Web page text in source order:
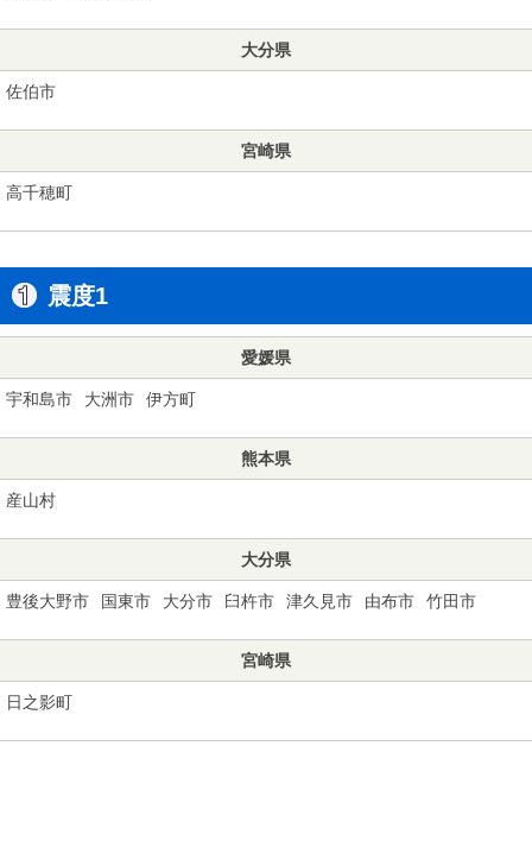
大分県
佐伯市
宮崎県
高千穂町
震度1
愛媛県
宇和島市 大洲市 伊方町
熊本県
産山村
大分県
豊後大野市 国東市 大分市 臼杵市 津久見市 由布市 竹田市
宮崎県
日之影町